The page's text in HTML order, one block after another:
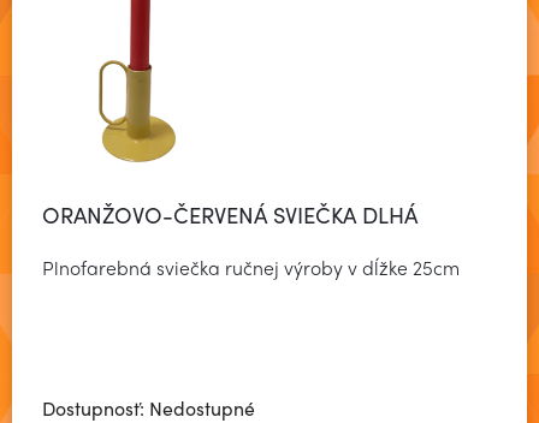
ORANŽOVO-ČERVENÁ SVIEČKA DLHÁ
Plnofarebná sviečka ručnej výroby v dĺžke 25cm
Dostupnosť: Nedostupné